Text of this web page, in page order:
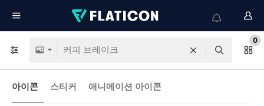
0
아이콘 스티커 애니메이션 아이콘